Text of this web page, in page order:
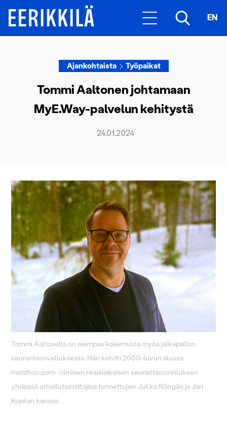
EN
Ajankohtaista Työpaikat
Tommi Aaltonen johtamaan
MyE.Way-palvelun kehitystä
24.01.2024
Tommi Aaltosella on aiempaa kokemusta myös jalkapallon
seurantasovelluksesta. Hän kehitti 2000-luvun alussa
matchon.com -nimisen reaaliaikaisen seurantasovelluksen
yhdessä urheilutoimittajina tunnettujen Jukka Röngän ja Jari
Kupilan kanssa.